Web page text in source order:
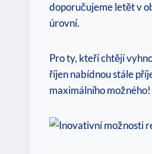
doporučujeme letět v
úrovní.
Pro ty, kteří chtějí
říjen nabídnou stále
maximálního možného!